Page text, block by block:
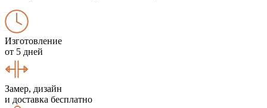
Изготовление
от 5 дней
Замер, дизайн
и доставка бесплатно